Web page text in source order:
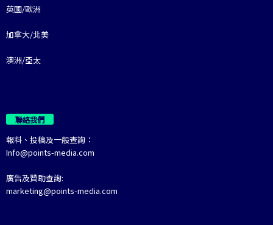
英國/歐洲
加拿大/北美
澳洲/亞太
聯絡我們
報料、投稿及一般查詢：
Info@points-media.com
廣告及贊助查詢:
marketing@points-media.com